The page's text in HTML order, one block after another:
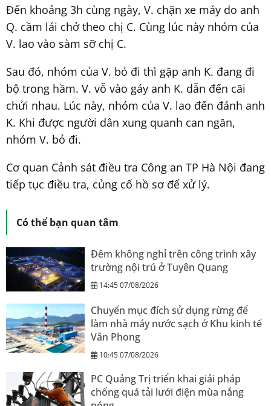
Đến khoảng 3h cùng ngày, V. chặn xe máy do anh
Q. cầm lái chở theo chị C. Cùng lúc này nhóm của
V. lao vào sàm sỡ chị C.
Sau đó, nhóm của V. bỏ đi thì gặp anh K. đang đi
bộ trong hầm. V. vỗ vào gáy anh K. dẫn đến cãi
chửi nhau. Lúc này, nhóm của V. lao đến đánh anh
K. Khi được người dân xung quanh can ngăn,
nhóm V. bỏ đi.
Cơ quan Cảnh sát điều tra Công an TP Hà Nội đang
tiếp tục điều tra, củng cố hồ sơ để xử lý.
Có thể bạn quan tâm
Đêm không nghỉ trên công trình xây
trường nội trú ở Tuyên Quang
14:45 07/08/2026
Chuyển mục đích sử dụng rừng để
làm nhà máy nước sạch ở Khu kinh tế
Vân Phong
10:45 07/08/2026
PC Quảng Trị triển khai giải pháp
chống quá tải lưới điện mùa nắng